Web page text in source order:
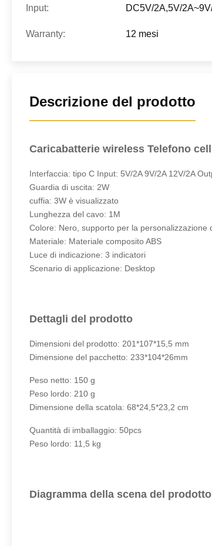
Input: DC5V/2A,5V/
Warranty: 12 mesi
Descrizione del prodotto
Caricabatterie wireless Telefono
Interfaccia: tipo C Input: 5V/2A 9V/2A 12V/2A
Guardia di uscita: 2W
cuffia: 3W è visualizzato
Lunghezza del cavo: 1M
Colore: Nero, supporto per la personalizzazione
Materiale: Materiale composito ABS
Luce di indicazione: 3 indicatori
Scenario di applicazione: Desktop
Dettagli del prodotto
Dimensioni del prodotto: 201*107*15,5 mm
Dimensione del pacchetto: 233*104*26mm
Peso netto: 150 g
Peso lordo: 210 g
Dimensione della scatola: 68*24,5*23,2 cm
Quantità di imballaggio: 50pcs
Peso lordo: 11,5 kg
Diagramma della scena del prodotto